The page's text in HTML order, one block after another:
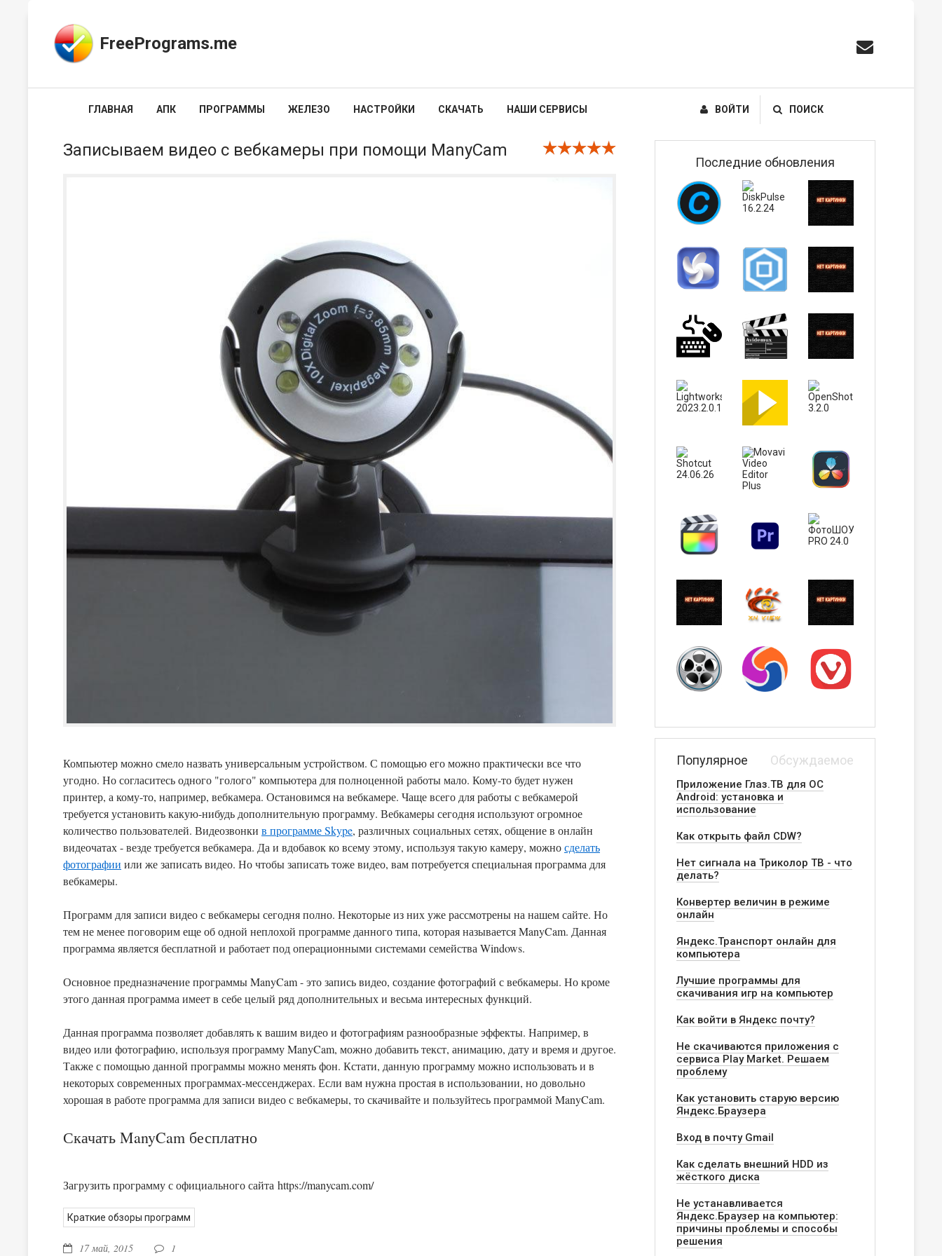
FreePrograms.me
ГЛАВНАЯ АПК ПРОГРАММЫ ЖЕЛЕЗО НАСТРОЙКИ СКАЧАТЬ НАШИ СЕРВИСЫ ВОЙТИ ПОИСК
Записываем видео с вебкамеры при помощи ManyCam
Компьютер можно смело назвать универсальным устройством. С помощью его можно практически все что
угодно. Но согласитесь одного "голого" компьютера для полноценной работы мало. Кому-то будет нужен
принтер, а кому-то, например, вебкамера. Остановимся на вебкамере. Чаще всего для работы с вебкамерой
требуется установить какую-нибудь дополнительную программу. Вебкамеры сегодня используют огромное
количество пользователей. Видеозвонки в программе Skype, различных социальных сетях, общение в онлайн
видеочатах - везде требуется вебкамера. Да и вдобавок ко всему этому, используя такую камеру, можносделать
фотографии или же записать видео. Но чтобы записать тоже видео, вам потребуется специальная программа для
вебкамеры.
Программ для записи видео с вебкамеры сегодня полно. Некоторые из них уже рассмотрены на нашем сайте. Но
тем не менее поговорим еще об одной неплохой программе данного типа, которая называется ManyCam. Данная
программа является бесплатной и работает под операционными системами семейства Windows.
Основное предназначение программы ManyCam - это запись видео, создание фотографий с вебкамеры. Но кроме
этого данная программа имеет в себе целый ряд дополнительных и весьма интересных функций.
Данная программа позволяет добавлять к вашим видео и фотографиям разнообразные эффекты. Например, в
видео или фотографию, используя программу ManyCam, можно добавить текст, анимацию, дату и время и другое.
Также с помощью данной программы можно менять фон. Кстати, данную программу можно использовать и в
некоторых современных программах-мессенджерах. Если вам нужна простая в использовании, но довольно
хорошая в работе программа для записи видео с вебкамеры, то скачивайте и пользуйтесь программой ManyCam.
Скачать ManyCam бесплатно
Загрузить программу с официального сайта https://manycam.com/
Краткие обзоры программ
17 май, 2015 1
Последние обновления
Популярное Обсуждаемое
Приложение Глаз.ТВ для ОС
Android: установка и
использование
Как открыть файл CDW?
Нет сигнала на Триколор ТВ - что
делать?
Конвертер величин в режиме
онлайн
Яндекс.Транспорт онлайн для
компьютера
Лучшие программы для
скачивания игр на компьютер
Как войти в Яндекс почту?
Не скачиваются приложения с
сервиса Play Market. Решаем
проблему
Как установить старую версию
Яндекс.Браузера
Вход в почту Gmail
Как сделать внешний HDD из
жёсткого диска
Не устанавливается
Яндекс.Браузер на компьютер:
причины проблемы и способы
решения